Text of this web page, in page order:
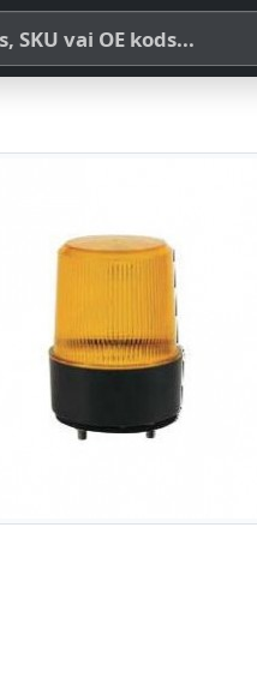
nosaukuma, SKU vai OE